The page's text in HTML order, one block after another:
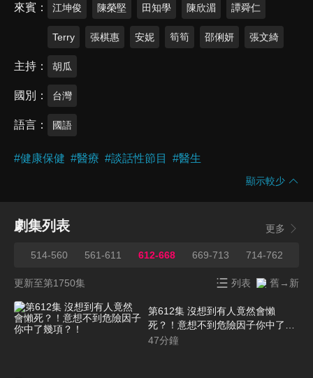
來賓 江坤俊 陳榮堅 田知學 陳欣湄 譚舜仁
Terry 張棋惠 安妮 筍筍 邵俐妍 張文綺
主持 胡瓜
國別 台灣
語言 國語
#健康保健 #醫療 #談話性節目 #醫生
顯示較少
劇集列表 更多
514-560 561-611 612-668 669-713 714-762
更新至第1750集 列表 舊→新
第612集 沒想到有人竟然會懶
死？！意想不到危險因子你中了幾
項？！
47分鐘